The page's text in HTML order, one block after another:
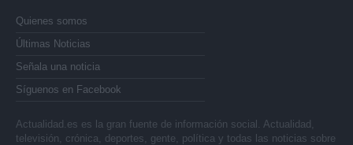
Quienes somos
Últimas Noticias
Señala una noticia
Síguenos en Facebook
Actualidad.es es la gran fuente de información social. Actualidad,
televisión, crónica, deportes, gente, política y todas las noticias sobre